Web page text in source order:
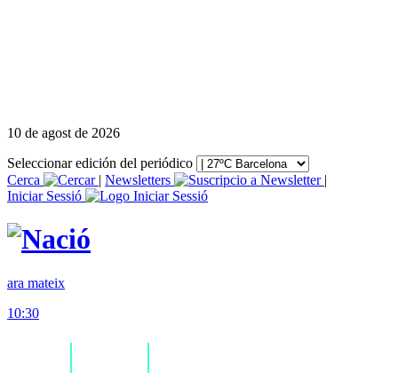
10 de agost de 2026
Seleccionar edición del periódico
Cerca
| Newsletters
|
Iniciar Sessió
ara mateix
10:30